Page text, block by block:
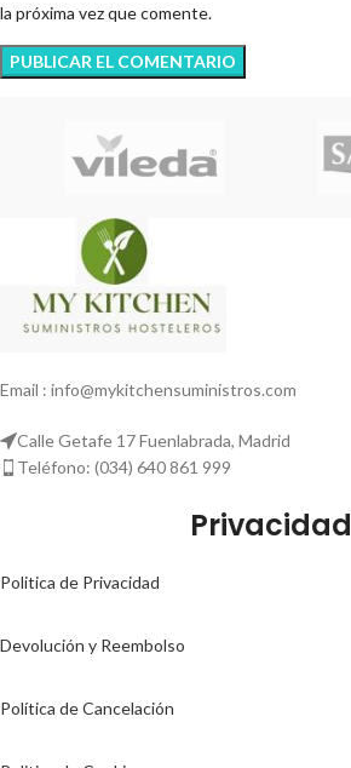
la próxima vez que comente.
Email : info@mykitchensuministros.com
Calle Getafe 17 Fuenlabrada, Madrid
Teléfono: (034) 640 861 999
Privacidad
Politica de Privacidad
Devolución y Reembolso
Política de Cancelación